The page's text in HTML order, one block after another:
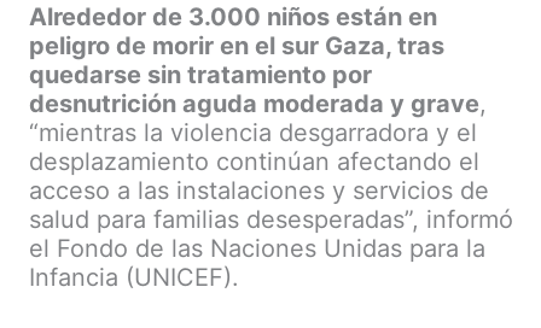
Alrededor de 3.000 niños están en
peligro de morir en el sur Gaza, tras
quedarse sin tratamiento por
desnutrición aguda moderada y grave,
“mientras la violencia desgarradora y el
desplazamiento continúan afectando el
acceso a las instalaciones y servicios de
salud para familias desesperadas”, informó
el Fondo de las Naciones Unidas para la
Infancia (UNICEF).